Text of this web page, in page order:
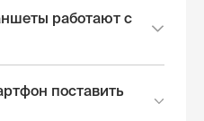
работают с
поставить